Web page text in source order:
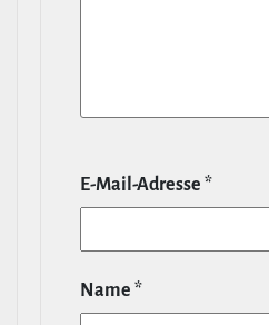
E‑Mail-​Adresse *
Name *